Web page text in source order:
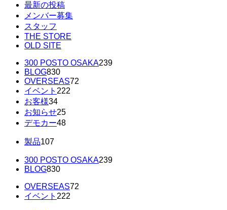
最新の投稿
メンバー募集
スタッフ
THE STORE
OLD SITE
300 POSTO OSAKA239
BLOG830
OVERSEAS72
イベント 222
お客様34
お知らせ25
デモカー48
製品107
300 POSTO OSAKA239
BLOG830
OVERSEAS72
イベント 222